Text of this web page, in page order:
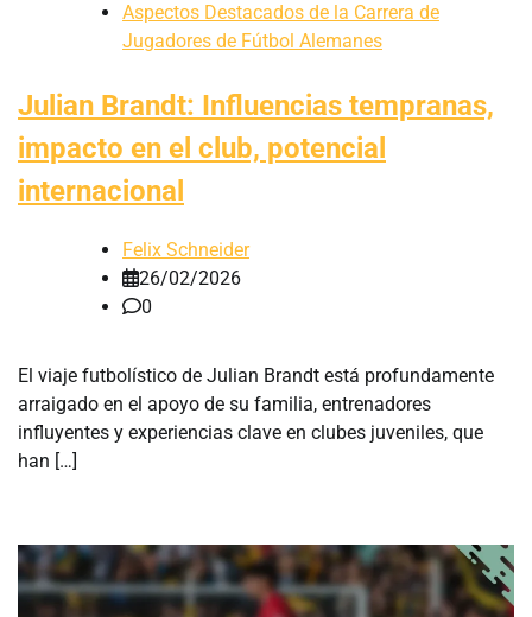
Aspectos Destacados de la Carrera de
Jugadores de Fútbol Alemanes
Julian Brandt: Influencias tempranas,
impacto en el club, potencial
internacional
Felix Schneider
26/02/2026
0
El viaje futbolístico de Julian Brandt está profundamente
arraigado en el apoyo de su familia, entrenadores
influyentes y experiencias clave en clubes juveniles, que
han […]